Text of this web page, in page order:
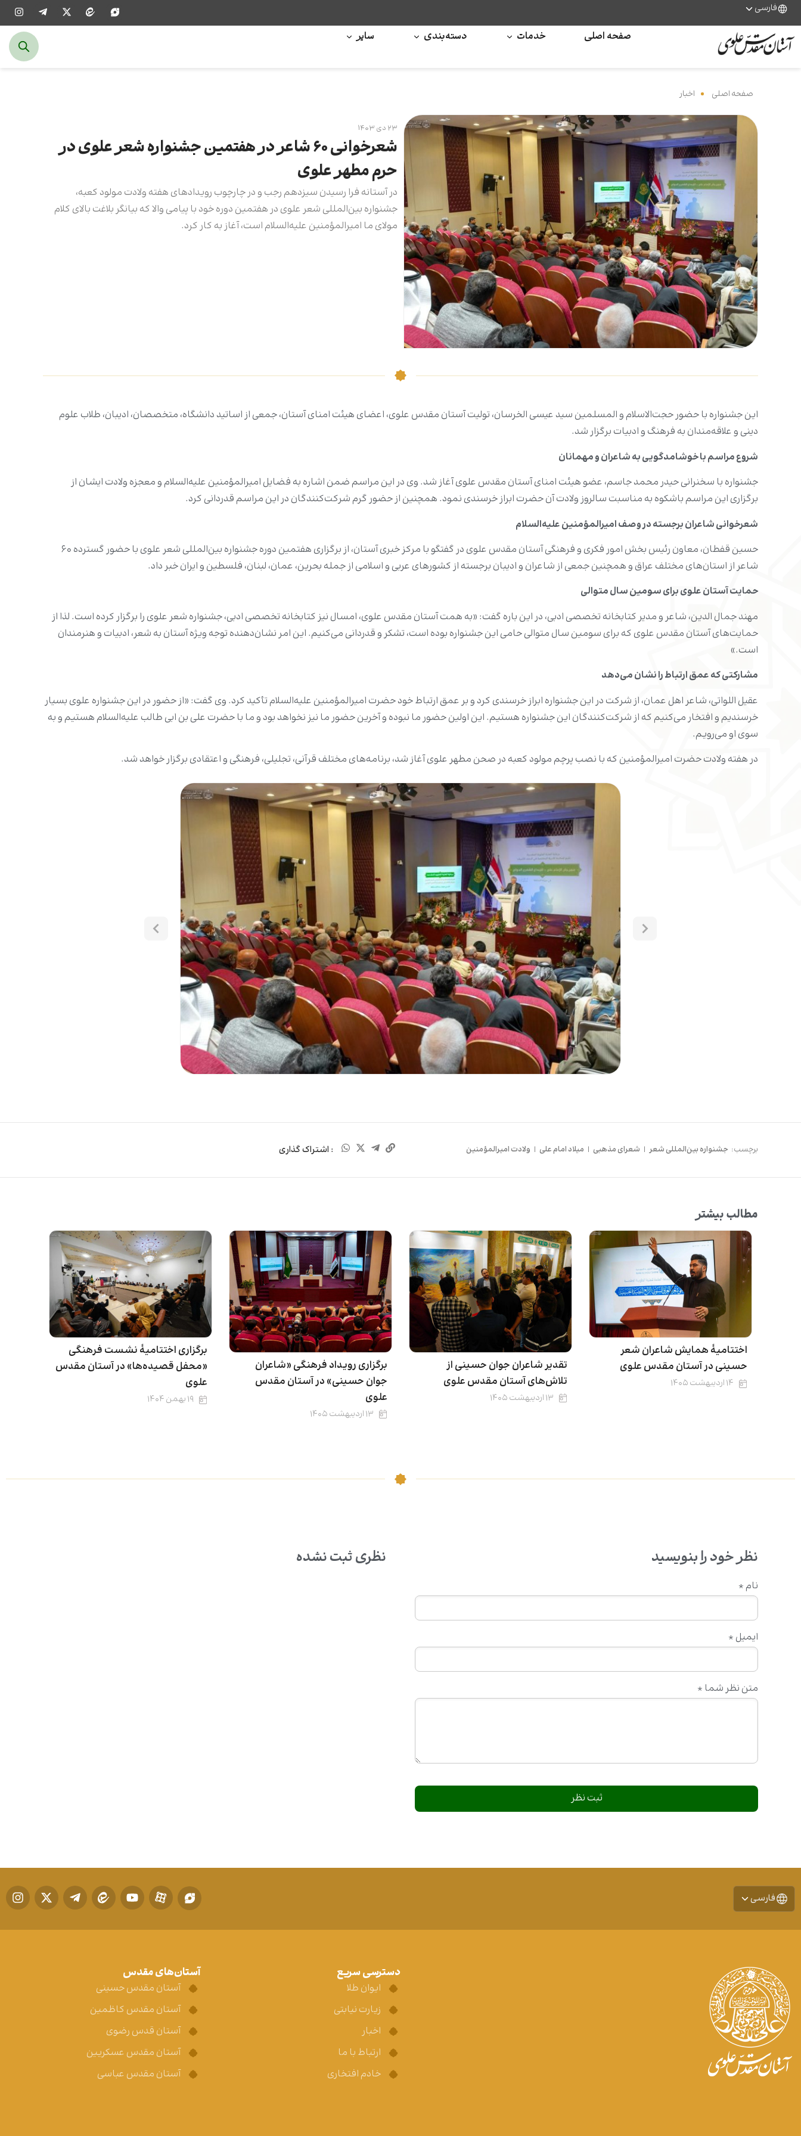
فارسی
صفحه اصلی خدمات دسته‌بندی سایر
صفحه اصلی اخبار
۲۳ دی ۱۴۰۳
شعرخوانی ۶۰ شاعر در هفتمین جشنواره شعر علوی در
حرم مطهر علوی
در آستانه فرا رسیدن سیزدهم رجب و در چارچوب رویدادهای هفته ولادت مولود کعبه،
جشنواره بین‌المللی شعر علوی در هفتمین دوره خود با پیامی والا که بیانگر بلاغت بالای کلام
مولای ما امیرالمؤمنین علیه‌السلام است، آغاز به کار کرد.
این جشنواره با حضور حجت‌الاسلام و المسلمین سید عیسی الخرسان، تولیت آستان مقدس علوی، اعضای هیئت امنای آستان، جمعی از اساتید دانشگاه، متخصصان، ادیبان، طلاب علوم
دینی و علاقه‌مندان به فرهنگ و ادبیات برگزار شد.
شروع مراسم با خوشامدگویی به شاعران و مهمانان
جشنواره با سخنرانی حیدر محمد جاسم، عضو هیئت امنای آستان مقدس علوی آغاز شد. وی در این مراسم ضمن اشاره به فضایل امیرالمؤمنین علیه‌السلام و معجزه ولادت ایشان از
برگزاری این مراسم باشکوه به مناسبت سالروز ولادت آن حضرت ابراز خرسندی نمود. همچنین از حضور گرم شرکت‌کنندگان در این مراسم قدردانی کرد.
شعرخوانی شاعران برجسته در وصف امیرالمؤمنین علیه‌السلام
حسین قفطان، معاون رئیس بخش امور فکری و فرهنگی آستان مقدس علوی در گفتگو با مرکز خبری آستان، از برگزاری هفتمین دوره جشنواره بین‌المللی شعر علوی با حضور گسترده ۶۰
شاعر از استان‌های مختلف عراق و همچنین جمعی از شاعران و ادیبان برجسته از کشورهای عربی و اسلامی از جمله بحرین، عمان، لبنان، فلسطین و ایران خبر داد.
حمایت آستان علوی برای سومین سال متوالی
مهند جمال الدین، شاعر و مدیر کتابخانه تخصصی ادبی، در این باره گفت: «به همت آستان مقدس علوی، امسال نیز کتابخانه تخصصی ادبی، جشنواره شعر علوی را برگزار کرده است. لذا از
حمایت‌های آستان مقدس علوی که برای سومین سال متوالی حامی این جشنواره بوده است، تشکر و قدردانی می‌کنیم. این امر نشان‌دهنده توجه ویژه آستان به شعر، ادبیات و هنرمندان
است.»
مشارکتی که عمق ارتباط را نشان می‌دهد
عقیل اللواتی، شاعر اهل عمان، از شرکت در این جشنواره ابراز خرسندی کرد و بر عمق ارتباط خود حضرت امیرالمؤمنین علیه‌السلام تأکید کرد. وی گفت: «از حضور در این جشنواره علوی بسیار
خرسندیم و افتخار می‌کنیم که از شرکت‌کنندگان این جشنواره هستیم. این اولین حضور ما نبوده و آخرین حضور ما نیز نخواهد بود و ما با حضرت علی بن ابی طالب علیه‌السلام هستیم و به
سوی او می‌رویم.
در هفته ولادت حضرت امیرالمؤمنین که با نصب پرچم مولود کعبه در صحن مطهر علوی آغاز شد، برنامه‌های مختلف قرآنی، تجلیلی، فرهنگی و اعتقادی برگزار خواهد شد.
برچسب: جشنواره بین‌المللی شعر | شعرای مذهبی | میلاد امام علی | ولادت امیرالمؤمنین : اشتراک گذاری
مطالب بیشتر
اختتامیۀ همایش شاعران شعر
حسینی در آستان مقدس علوی
۱۴ اردیبهشت ۱۴۰۵
تقدیر شاعران جوان حسینی از
تلاش‌های آستان مقدس علوی
۱۳ اردیبهشت ۱۴۰۵
برگزاری رویداد فرهنگی «شاعران
جوان حسینی» در آستان مقدس
علوی
۱۳ اردیبهشت ۱۴۰۵
برگزاری اختتامیۀ نشست فرهنگی
«محفل قصیده‌ها» در آستان مقدس
علوی
۱۹ بهمن ۱۴۰۴
نظر خود را بنویسید
متن نظر شما *
نام *
ایمیل *
نظری ثبت نشده
فارسی
دسترسی سریع
ایوان طلا
زیارت نیابتی
اخبار
ارتباط با ما
خادم افتخاری
آستان‌های مقدس
آستان مقدس حسینی
آستان مقدس کاظمین
آستان قدس رضوی
آستان مقدس عسکریین
آستان مقدس عباسی